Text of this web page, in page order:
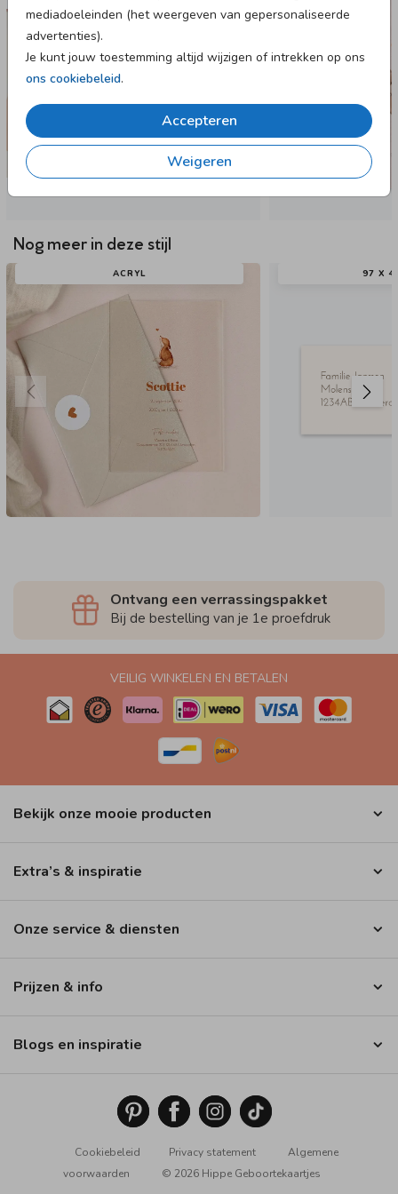
mediadoeleinden (het weergeven van gepersonaliseerde
advertenties).
Je kunt jouw toestemming altijd wijzigen of intrekken op ons
ons cookiebeleid.
Accepteren
Weigeren
Nog meer in deze stijl
ACRYL 97 X
Ontvang een verrassingspakket
Bij de bestelling van je 1e proefdruk
VEILIG WINKELEN EN BETALEN
Bekijk onze mooie producten
Extra’s & inspiratie
Onze service & diensten
Prijzen & info
Blogs en inspiratie
Cookiebeleid Privacy statement
Algemene
voorwaarden
© 2026 Hippe Geboortekaartjes